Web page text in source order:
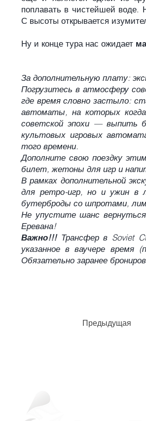
поплавать в чистейшей воде.
С высоты открывается
Ну и конце тура нас ожидает
За дополнительную плату:
Погрузитесь в атмосферу
где время словно застыло:
автоматы, на которых
советской эпохи — выпить
культовых игровых
того времени.
Дополните свою поездку
билет, жетоны для игр и
В рамках дополнительной
для ретро-игр, но и ужин в
бутерброды со шпротами,
Не упустите шанс
Еревана!
Важно!!!Трансфер в Soviet
указанное в ваучере время
Обязательно заранее
Предыдущая